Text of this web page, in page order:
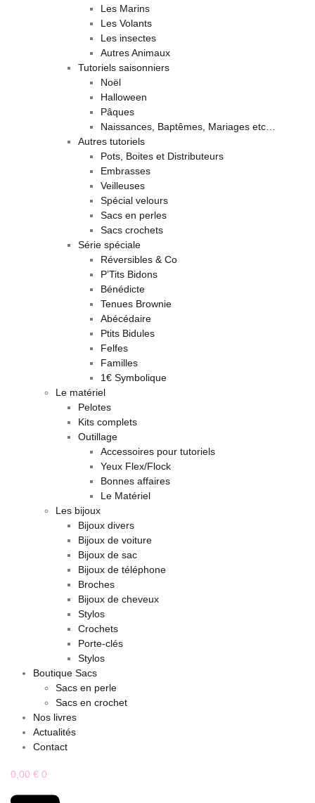
Les Marins
Les Volants
Les insectes
Autres Animaux
Tutoriels saisonniers
Noël
Halloween
Pâques
Naissances, Baptêmes, Mariages etc…
Autres tutoriels
Pots, Boites et Distributeurs
Embrasses
Veilleuses
Spécial velours
Sacs en perles
Sacs crochets
Série spéciale
Réversibles & Co
P’Tits Bidons
Bénédicte
Tenues Brownie
Abécédaire
Ptits Bidules
Felfes
Familles
1€ Symbolique
Le matériel
Pelotes
Kits complets
Outillage
Accessoires pour tutoriels
Yeux Flex/Flock
Bonnes affaires
Le Matériel
Les bijoux
Bijoux divers
Bijoux de voiture
Bijoux de sac
Bijoux de téléphone
Broches
Bijoux de cheveux
Stylos
Crochets
Porte-clés
Stylos
Boutique Sacs
Sacs en perle
Sacs en crochet
Nos livres
Actualités
Contact
0,00 € 0